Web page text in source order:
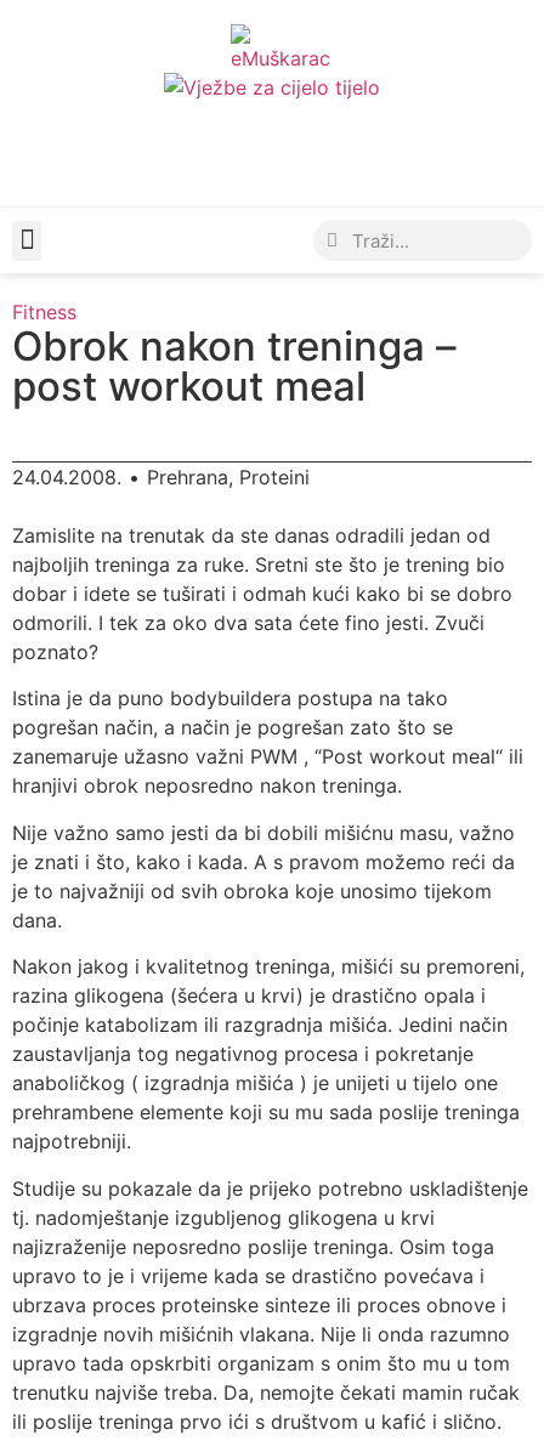
Fitness
Obrok nakon treninga –
post workout meal
24.04.2008. • Prehrana, Proteini
Zamislite na trenutak da ste danas odradili jedan od
najboljih treninga za ruke. Sretni ste što je trening bio
dobar i idete se tuširati i odmah kući kako bi se dobro
odmorili. I tek za oko dva sata ćete fino jesti. Zvuči
poznato?
Istina je da puno bodybuildera postupa na tako
pogrešan način, a način je pogrešan zato što se
zanemaruje užasno važni PWM , “Post workout meal“ ili
hranjivi obrok neposredno nakon treninga.
Nije važno samo jesti da bi dobili mišićnu masu, važno
je znati i što, kako i kada. A s pravom možemo reći da
je to najvažniji od svih obroka koje unosimo tijekom
dana.
Nakon jakog i kvalitetnog treninga, mišići su premoreni,
razina glikogena (šećera u krvi) je drastično opala i
počinje katabolizam ili razgradnja mišića. Jedini način
zaustavljanja tog negativnog procesa i pokretanje
anaboličkog ( izgradnja mišića ) je unijeti u tijelo one
prehrambene elemente koji su mu sada poslije treninga
najpotrebniji.
Studije su pokazale da je prijeko potrebno uskladištenje
tj. nadomještanje izgubljenog glikogena u krvi
najizraženije neposredno poslije treninga. Osim toga
upravo to je i vrijeme kada se drastično povećava i
ubrzava proces proteinske sinteze ili proces obnove i
izgradnje novih mišićnih vlakana. Nije li onda razumno
upravo tada opskrbiti organizam s onim što mu u tom
trenutku najviše treba. Da, nemojte čekati mamin ručak
ili poslije treninga prvo ići s društvom u kafić i slično.